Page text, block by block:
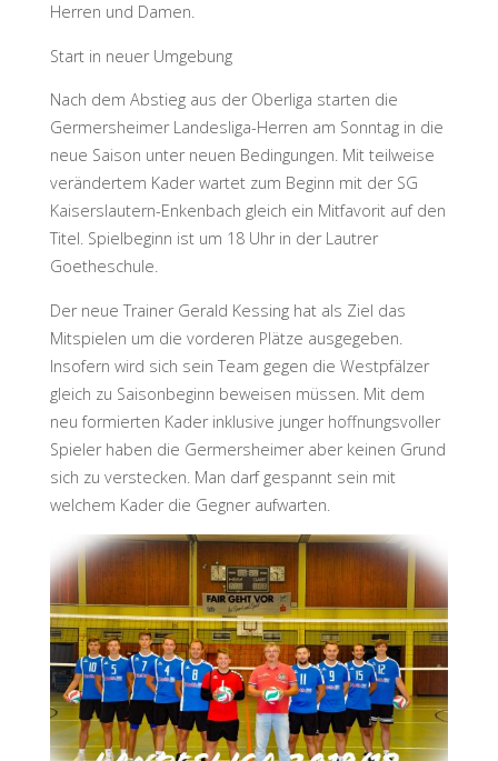
Herren und Damen.
Start in neuer Umgebung
Nach dem Abstieg aus der Oberliga starten die
Germersheimer Landesliga-Herren am Sonntag in die
neue Saison unter neuen Bedingungen. Mit teilweise
verändertem Kader wartet zum Beginn mit der SG
Kaiserslautern-Enkenbach gleich ein Mitfavorit auf den
Titel. Spielbeginn ist um 18 Uhr in der Lautrer
Goetheschule.
Der neue Trainer Gerald Kessing hat als Ziel das
Mitspielen um die vorderen Plätze ausgegeben.
Insofern wird sich sein Team gegen die Westpfälzer
gleich zu Saisonbeginn beweisen müssen. Mit dem
neu formierten Kader inklusive junger hoffnungsvoller
Spieler haben die Germersheimer aber keinen Grund
sich zu verstecken. Man darf gespannt sein mit
welchem Kader die Gegner aufwarten.